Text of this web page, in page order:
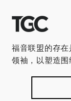
福音联盟的存
领袖，以塑造围